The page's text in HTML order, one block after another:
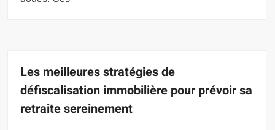
Les meilleures stratégies de
défiscalisation immobilière pour prévoir sa
retraite sereinement